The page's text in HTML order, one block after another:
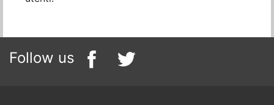
Follow us